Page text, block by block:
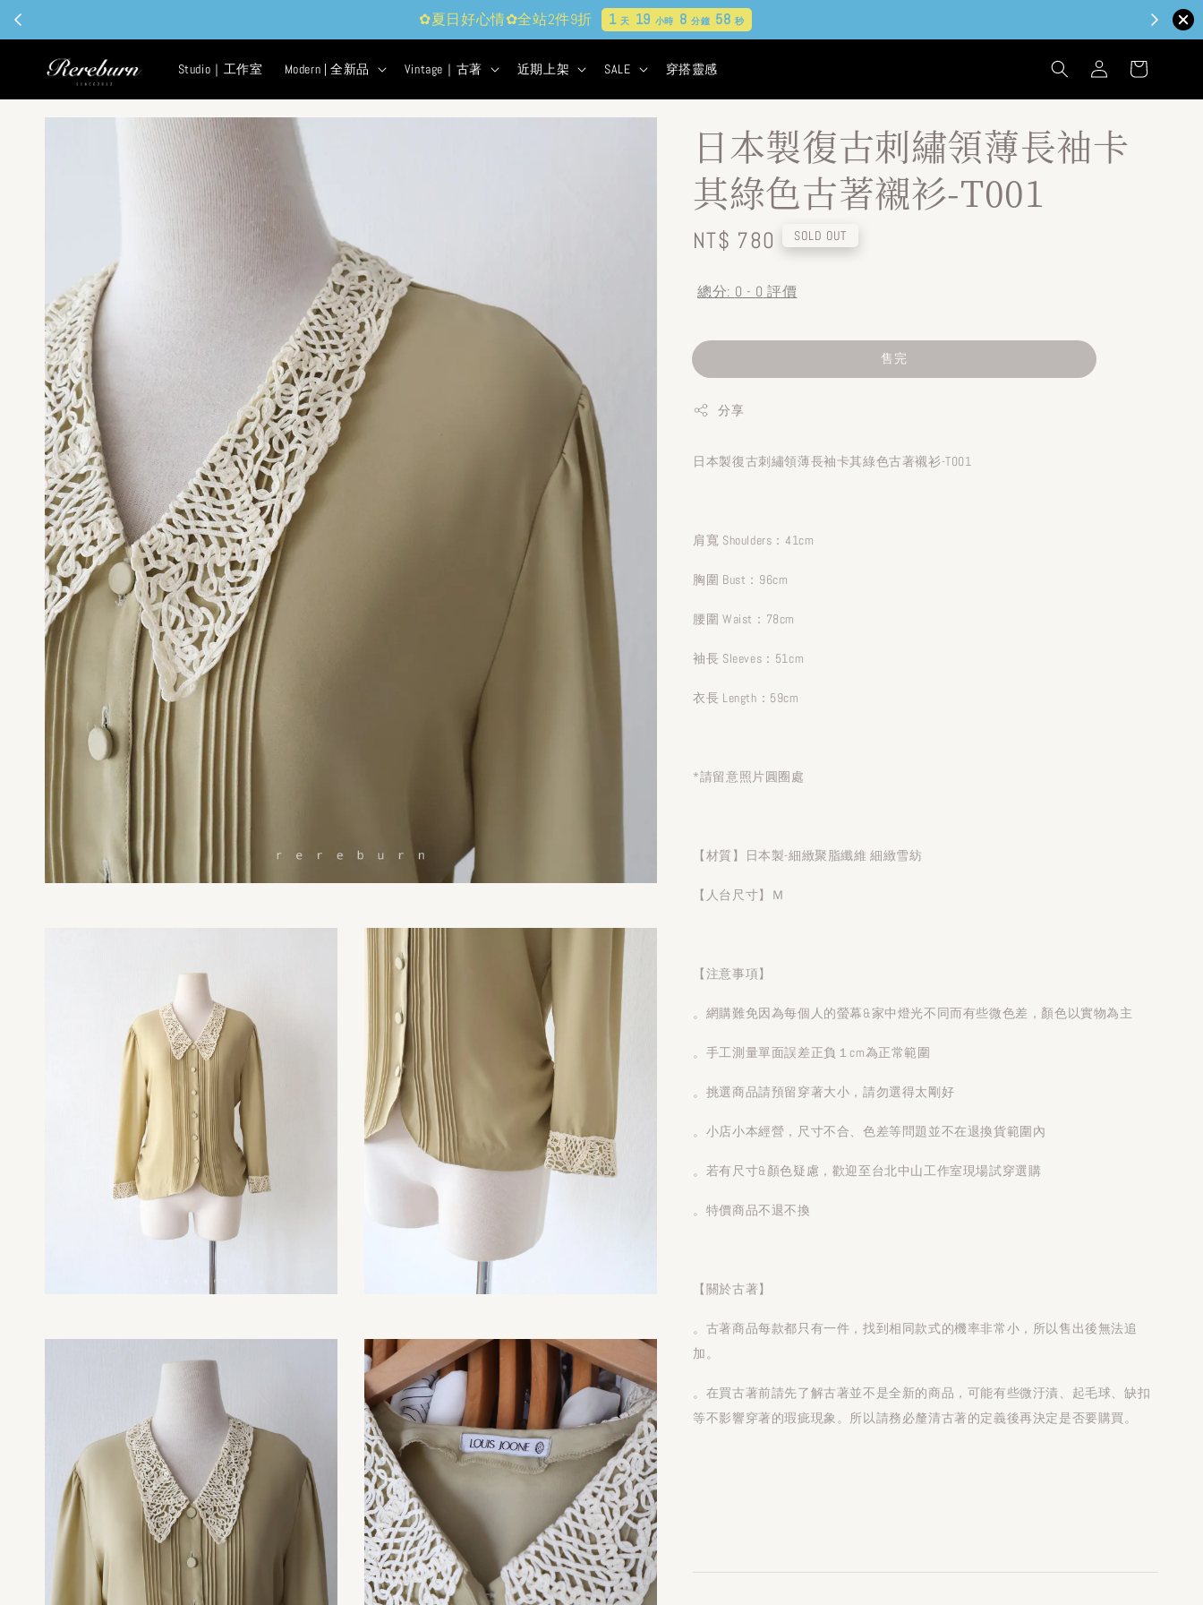
現貨&古著★超商取貨付款$399免運 1 天 19小時 8分鐘
Studio｜工作室 Modern | 全新品 Vintage｜古著 近期上架 SALE 穿搭靈感
日本製復古刺繡領薄長袖卡
其綠色古著襯衫-T001
Regular
NT$ 780 SOLD OUT
總分: 0 - 0 評價
售完
分享
日本製復古刺繡領薄長袖卡其綠色古著襯衫-T001
肩寬 Shoulders：41cm
胸圍 Bust：96cm
腰圍 Waist：78cm
袖長 Sleeves：51cm
衣長 Length：59cm
*請留意照片圓圈處
【材質】日本製-細緻聚脂纖維 細緻雪紡
【人台尺寸】Ｍ
【注意事項】
。網購難免因為每個人的螢幕&家中燈光不同而有些微色差，顏色以實物為主
。手工測量單面誤差正負１cm為正常範圍
。挑選商品請預留穿著大小，請勿選得太剛好
。小店小本經營，尺寸不合、色差等問題並不在退換貨範圍內
。若有尺寸&顏色疑慮，歡迎至台北中山工作室現場試穿選購
。特價商品不退不換
【關於古著】
。古著商品每款都只有一件，找到相同款式的機率非常小，所以售出後無法追
加。
。在買古著前請先了解古著並不是全新的商品，可能有些微汙漬、起毛球、缺扣
等不影響穿著的瑕疵現象。所以請務必釐清古著的定義後再決定是否要購買。